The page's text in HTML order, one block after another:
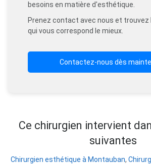
besoins en matière d'esthétique.
Prenez contact avec nous et trouvez
qui vous correspond le mieux.
Contactez-nous dès
Ce chirurgien intervient
suivantes
Chirurgien esthétique à Montauban,